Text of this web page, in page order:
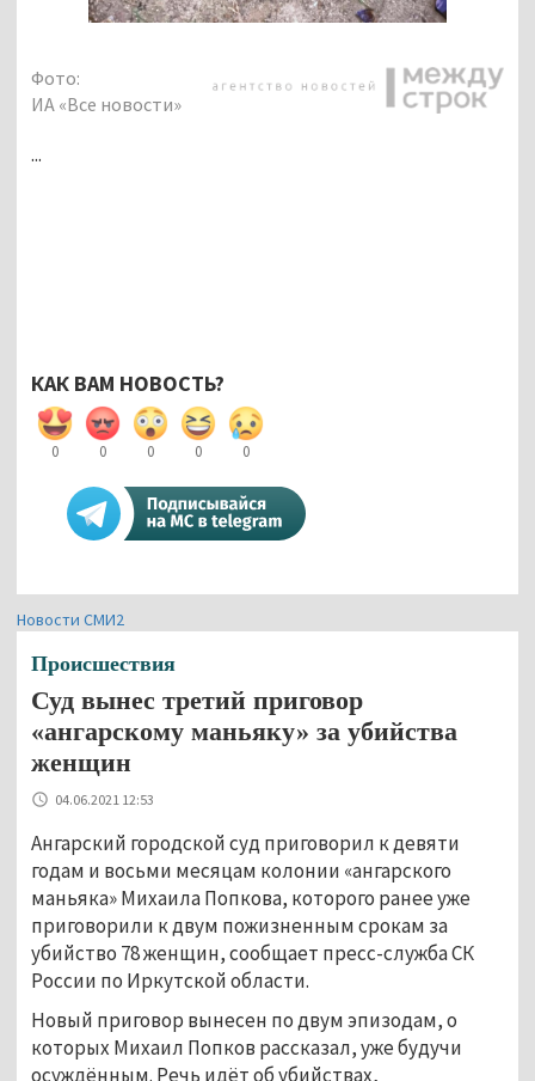
Фото:
ИА «Все новости»
...
КАК ВАМ НОВОСТЬ?
0 0 0 0 0
Новости СМИ2
Происшествия
Суд вынес третий приговор
«ангарскому маньяку» за убийства
женщин
04.06.2021 12:53
Ангарский городской суд приговорил к девяти
годам и восьми месяцам колонии «ангарского
маньяка» Михаила Попкова, которого ранее уже
приговорили к двум пожизненным срокам за
убийство 78 женщин, сообщает пресс-служба СК
России по Иркутской области.
Новый приговор вынесен по двум эпизодам, о
которых Михаил Попков рассказал, уже будучи
осуждённым. Речь идёт об убийствах,